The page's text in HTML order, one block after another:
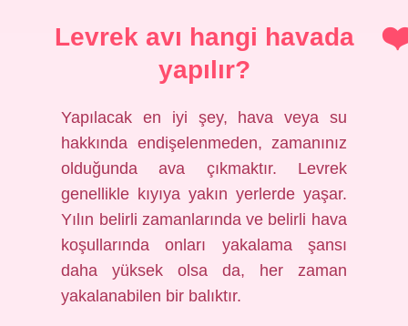
Levrek avı hangi havada
yapılır?
Yapılacak en iyi şey, hava veya su
hakkında endişelenmeden, zamanınız
olduğunda ava çıkmaktır. Levrek
genellikle kıyıya yakın yerlerde yaşar.
Yılın belirli zamanlarında ve belirli hava
koşullarında onları yakalama şansı
daha yüksek olsa da, her zaman
yakalanabilen bir balıktır.